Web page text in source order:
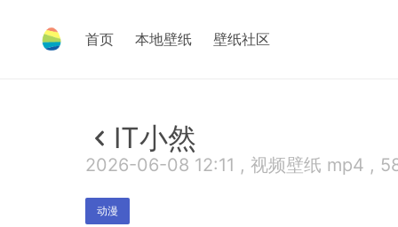
首页 本地壁纸 壁纸社区
IT小然
2026-06-08 12:11 , 视频壁纸 mp4 ,
动漫